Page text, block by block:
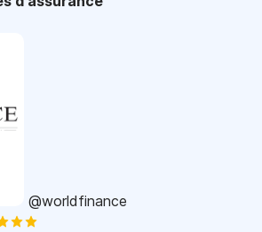
@worldfinance